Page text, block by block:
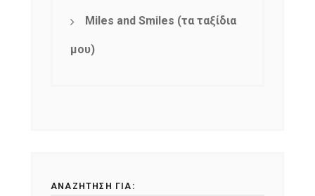
Miles and Smiles (τα ταξίδια
μου)
ΑΝΑΖΉΤΗΣΗ ΓΙΑ: